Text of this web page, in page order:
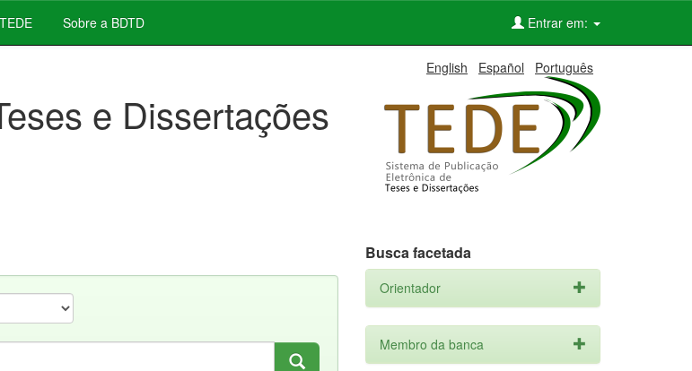
Sobre a BDTD Entrar em:
English Español Português
e Dissertações
Busca facetada
Orientador
Membro da banca